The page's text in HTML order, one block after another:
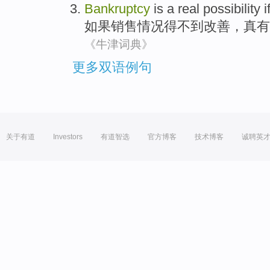
Bankruptcy is a real possibility if
如果销售情况得不到 改善 ， 真有
《牛津词典》
更多双语例句
关于有道 Investors 有道智选 官方博客 技术博客 诚聘英才